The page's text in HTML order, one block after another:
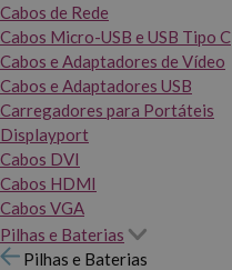
Cabos de Rede
Cabos Micro-USB e USB Tipo C
Cabos e Adaptadores de Vídeo
Cabos e Adaptadores USB
Carregadores para Portáteis
Displayport
Cabos DVI
Cabos HDMI
Cabos VGA
Pilhas e Baterias
Pilhas e Baterias